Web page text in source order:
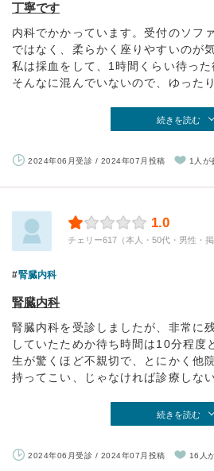
丁寧です
内科でかかっています。受付のソフ
ではなく、柔らかく座りやすいのが
私は採血をして、1時間くらい待った
そんなに混んでいないので、ゆった
続きを読む
2024年06月受診 / 2024年07月投稿 1人が
1.0
チェリー617（本人・50代・男性・掲
腎臓内科
腎臓内科
腎臓内科を受診しましたが、非常に
していたためか待ち時間は10分程度
生が驚くほど不親切で、とにかく他
持ってこい、じゃなければ診療しな
続きを読む
2024年06月受診 / 2024年07月投稿 16人